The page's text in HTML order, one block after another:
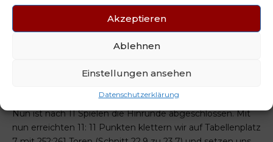
Akzeptieren
Ablehnen
Einstellungen ansehen
Datenschutzerklärung
Durch unseren Auswärtserfolg ist uns nach einer 90-
minütigen Anfahrt, einem 90-minütigem Spiel (mit
Pause) und einer 90-minütigen Rückfahrt eine perfekte
in der Oberliga konnten wir 4 Siege einfahren – alle diese 4
daher in die Kategorie Pflichtsiege eingeordnet werden.
Nun ist nach 11 Spielen die Hinrunde abgeschlossen. Mit
nun erreichten 11: 11 Punkten klettern wir auf Tabellenplatz